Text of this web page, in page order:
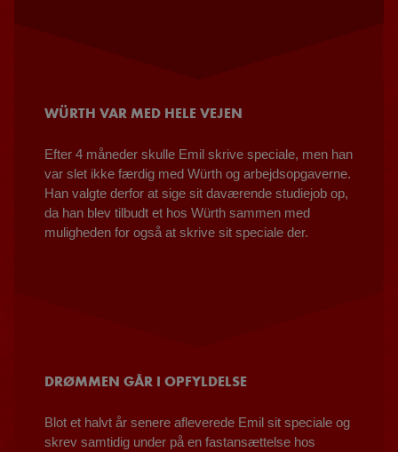
WÜRTH VAR MED HELE VEJEN
Efter 4 måneder skulle Emil skrive speciale, men han
var slet ikke færdig med Würth og arbejdsopgaverne.
Han valgte derfor at sige sit daværende studiejob op,
da han blev tilbudt et hos Würth sammen med
muligheden for også at skrive sit speciale der.
DRØMMEN GÅR I OPFYLDELSE
Blot et halvt år senere afleverede Emil sit speciale og
skrev samtidig under på en fastansættelse hos